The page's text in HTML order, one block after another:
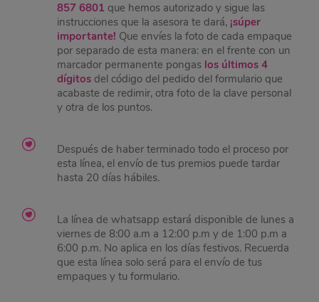
857 6801 que hemos autorizado y sigue las
instrucciones que la asesora te dará, ¡súper
importante! Que envíes la foto de cada empaque
por separado de esta manera: en el frente con un
marcador permanente pongas los últimos 4
dígitos del código del pedido del formulario que
acabaste de redimir, otra foto de la clave personal
y otra de los puntos.
Después de haber terminado todo el proceso por
esta línea, el envío de tus premios puede tardar
hasta 20 días hábiles.
La línea de whatsapp estará disponible de lunes a
viernes de 8:00 a.m a 12:00 p.m y de 1:00 p.m a
6:00 p.m. No aplica en los días festivos. Recuerda
que esta línea solo será para el envío de tus
empaques y tu formulario.